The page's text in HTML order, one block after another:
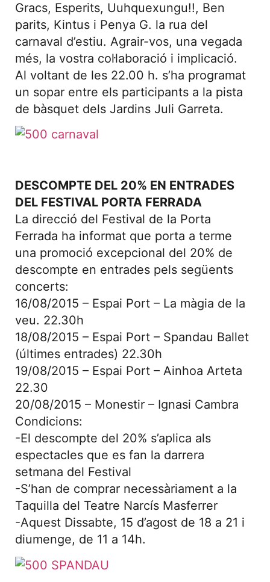
Gracs, Esperits, Uuhquexungu!!, Ben
parits, Kintus i Penya G. la rua del
carnaval d’estiu. Agrair-vos, una vegada
més, la vostra col·laboració i implicació.
Al voltant de les 22.00 h. s’ha programat
un sopar entre els participants a la pista
de bàsquet dels Jardins Juli Garreta.
DESCOMPTE DEL 20% EN ENTRADES
DEL FESTIVAL PORTA FERRADA
La direcció del Festival de la Porta
Ferrada ha informat que porta a terme
una promoció excepcional del 20% de
descompte en entrades pels següents
concerts:
16/08/2015 – Espai Port – La màgia de la
veu. 22.30h
18/08/2015 – Espai Port – Spandau Ballet
(últimes entrades) 22.30h
19/08/2015 – Espai Port – Ainhoa Arteta
22.30
20/08/2015 – Monestir – Ignasi Cambra
Condicions:
-El descompte del 20% s’aplica als
espectacles que es fan la darrera
setmana del Festival
-S’han de comprar necessàriament a la
Taquilla del Teatre Narcís Masferrer
-Aquest Dissabte, 15 d’agost de 18 a 21 i
diumenge, de 11 a 14h.